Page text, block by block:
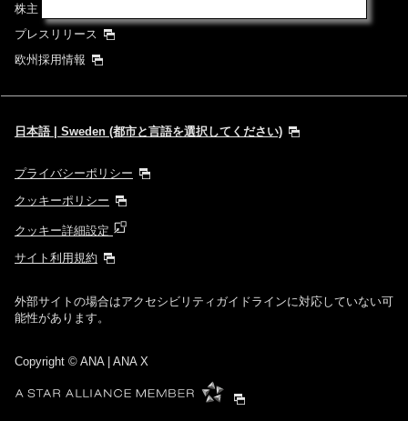
株主・投資家情報
プレスリリース
欧州採用情報
日本語 | Sweden (都市と言語を選択してください)
プライバシーポリシー
クッキーポリシー
クッキー詳細設定
サイト利用規約
外部サイトの場合はアクセシビリティガイドラインに対応していない可
能性があります。
Copyright © ANA | ANA X